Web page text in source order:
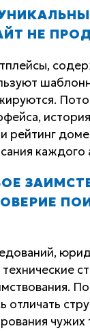
НЕ
рейтинг
каждого
отличать
чужих